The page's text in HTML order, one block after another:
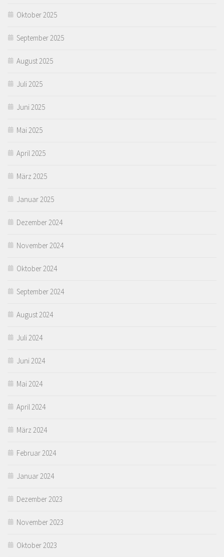
Oktober 2025
September 2025
August 2025
Juli 2025
Juni 2025
Mai 2025
April 2025
März 2025
Januar 2025
Dezember 2024
November 2024
Oktober 2024
September 2024
August 2024
Juli 2024
Juni 2024
Mai 2024
April 2024
März 2024
Februar 2024
Januar 2024
Dezember 2023
November 2023
Oktober 2023